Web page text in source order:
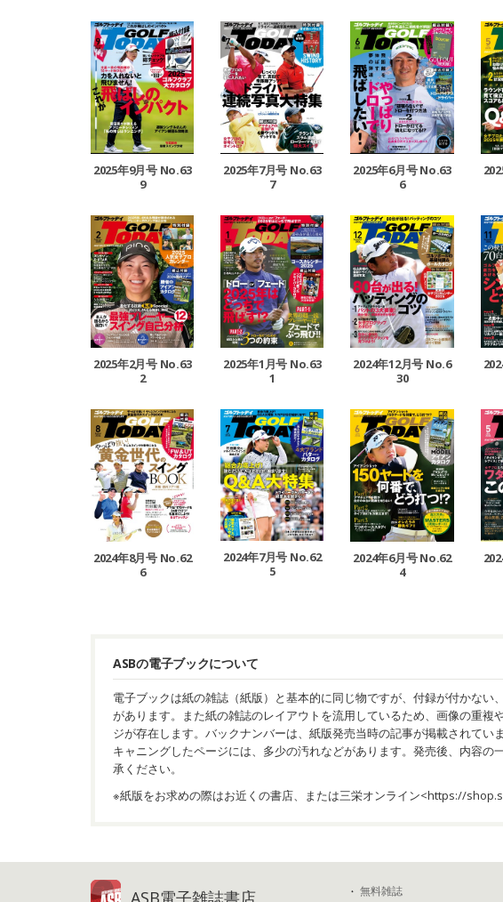
2025年9月号 No.63
9
2025年7月号 No.63
7
2025年6月号 No.63
6
2025年2月号 No.63
2
2025年1月号 No.63
1
2024年12月号 No.6
30
2024年8月号 No.62
6
2024年7月号 No.62
5
2024年6月号 No.62
4
ASBの電子ブックについて
電子ブックは紙の雑誌（紙版）と基本的に同じ物ですが、付録が付かな
があります。また紙の雑誌のレイアウトを流用しているため、画像の重
ジが存在します。バックナンバーは、紙版発売当時の記事が掲載されて
キャニングしたページには、多少の汚れなどがあります。発売後、内容
承ください。
※紙版をお求めの際はお近くの書店、または三栄オンライン<https://
ASB電子雑誌書店
無料雑誌